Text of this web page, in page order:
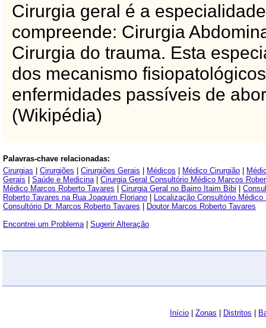
Cirurgia geral é a
compreende: Cirurgia
Cirurgia do trauma. Esta
dos mecanismo
enfermidades passíveis de
(Wikipédia)
Palavras-chave relacionadas:
Cirurgias
Cirurgiões Cirurgiões Gerais Médicos Médico Cirurgião
Gerais
Saúde e Medicina| Cirurgia Geral Consultório Médico Marcos
Médico Marcos Roberto Tavares
Cirurgia Geral no Bairro Itaim Bibi
Roberto Tavares na Rua Joaquim Floriano
Localização Consultório
Consultório Dr. Marcos Roberto Tavares
Doutor Marcos Roberto Tavares
Encontrei um Problema| Sugerir Alteração
Início Zonas Distritos